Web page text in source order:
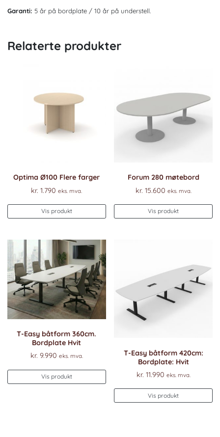
Garanti: 5 år på bordplate / 10 år på understell.
Relaterte produkter
Optima Ø100 Flere farger
kr. 1.790 eks. mva.
Vis produkt
Forum 280 møtebord
kr. 15.600 eks. mva.
Vis produkt
T-Easy båtform 360cm.
Bordplate Hvit
kr. 9.990 eks. mva.
Vis produkt
Dette
produktet
flere
T-Easy båtform 420cm:
Bordplate: Hvit
kr. 11.990 eks. mva.
Vis produkt